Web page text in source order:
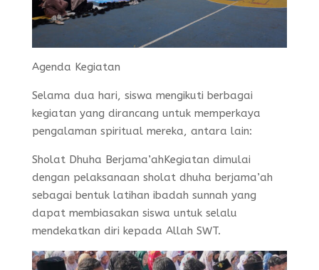
Agenda Kegiatan
Selama dua hari, siswa mengikuti berbagai
kegiatan yang dirancang untuk memperkaya
pengalaman spiritual mereka, antara lain:
Sholat Dhuha Berjama’ahKegiatan dimulai
dengan pelaksanaan sholat dhuha berjama’ah
sebagai bentuk latihan ibadah sunnah yang
dapat membiasakan siswa untuk selalu
mendekatkan diri kepada Allah SWT.